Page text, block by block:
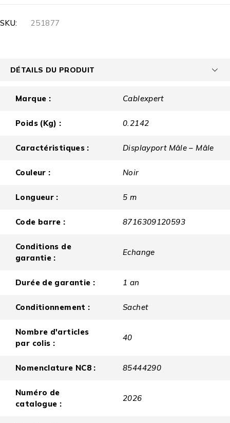
SKU: 251877
DÉTAILS DU PRODUIT
Marque : Cablexpert
Poids (Kg) : 0.2142
Caractéristiques : Displayport Mâle – Mâle
Couleur : Noir
Longueur : 5 m
Code barre : 8716309120593
Conditions de
garantie :
Echange
Durée de garantie : 1 an
Conditionnement : Sachet
Nombre d'articles
par colis :
40
Nomenclature NC8 : 85444290
Numéro de
catalogue :
2026